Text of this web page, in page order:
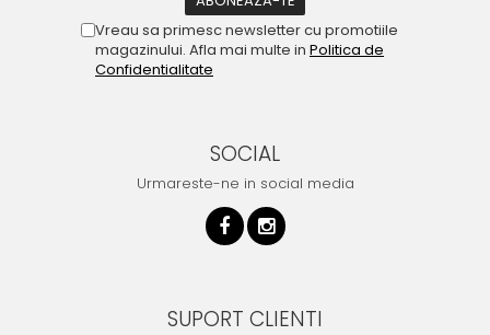
Vreau sa primesc newsletter cu promotiile
magazinului. Afla mai multe in Politica de
Confidentialitate
SOCIAL
Urmareste-ne in social media
SUPORT CLIENTI